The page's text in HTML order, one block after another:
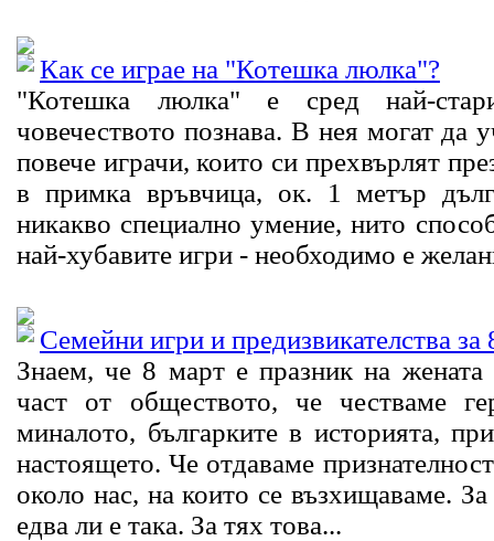
Как се играе на "Котешка люлка"?
"Котешка люлка" е сред най-
човечеството познава. В нея могат да
повече играчи, които си прехвърлят
в примка връвчица, ок. 1 метър
никакво специално умение, нито
най-хубавите игри - необходимо е
Семейни игри и предизвикателства за
Знаем, че 8 март е празник на жената
част от обществото, че честваме
миналото, българките в историята,
настоящето. Че отдаваме
около нас, на които се възхищаваме. За
едва ли е така. За тях това...